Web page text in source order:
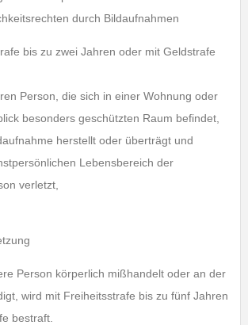
durch Bildaufnahmen
bis zu zwei Jahren oder mit Geldstrafe
Person, die sich in einer Wohnung oder
besonders geschützten Raum befindet,
herstellt oder überträgt und
Lebensbereich der
verletzt,
Person körperlich mißhandelt oder an der
wird mit Freiheitsstrafe bis zu fünf Jahren
bestraft.